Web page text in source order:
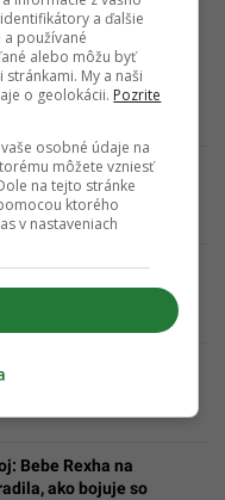
na prvom
LOVESTREAME čaká
nebezpečný gigant z
ktorej dotyk
pľuzgiere
spálil 10 stavieb:
odhalili podozrivú
dorazí až na jeseň:
o 3 až 6 mesiacov
Bebe Rexha na
ako bojuje so
a ďalšie
používané
alebo môžu byť
My a naši
o geolokácii. Pozrite
osobné údaje na
môžete vzniesť
na tejto stránke
ktorého
v nastaveniach